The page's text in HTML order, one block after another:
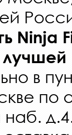
Ninja
лучшей
в
по
наб.